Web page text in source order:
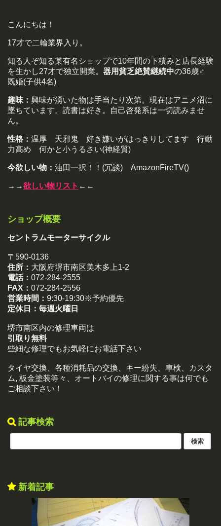
こんにちは！
17才で二輪業界入り。
知る人ぞ知る某有名ショップで10年間の下積みと店長経験
を生かし27才で独立開業。 器用貧乏絶賛継続中の36歳♂
既婚(子供4名)
趣味： 興味が湧いた物は手当たり次第。現在はアニメ沼に
墜ちています。読書は好き。自己啓発系は一切読みませ
ん。
性格： 温厚 天邪鬼 好き嫌いがはっきりしてます 行動
力高め 何かと小うるさい(神経質)
今欲しい物： 油田一択！！(冗談) AmazonFireTV()
→→欲しい物リスト ←←
ショップ概要
セントラムモーターサイクル
〒590-0136
住所： 大阪府堺市南区美木多上1-2
電話： 072-284-2555
FAX： 072-284-2556
営業時間： 9:30-19:30※予約優先
定休日： 毎週火曜日
堺市南区内の修理車両は
引取り無料
些細な修理でもお気軽にお電話下さい
タイヤ交換、各種消耗品の交換、キー紛失、車検、カスタ
ム, 板金塗装等々、オートバイの修理に関する事は何でも
ご相談下さい！
記事検索
新着記事